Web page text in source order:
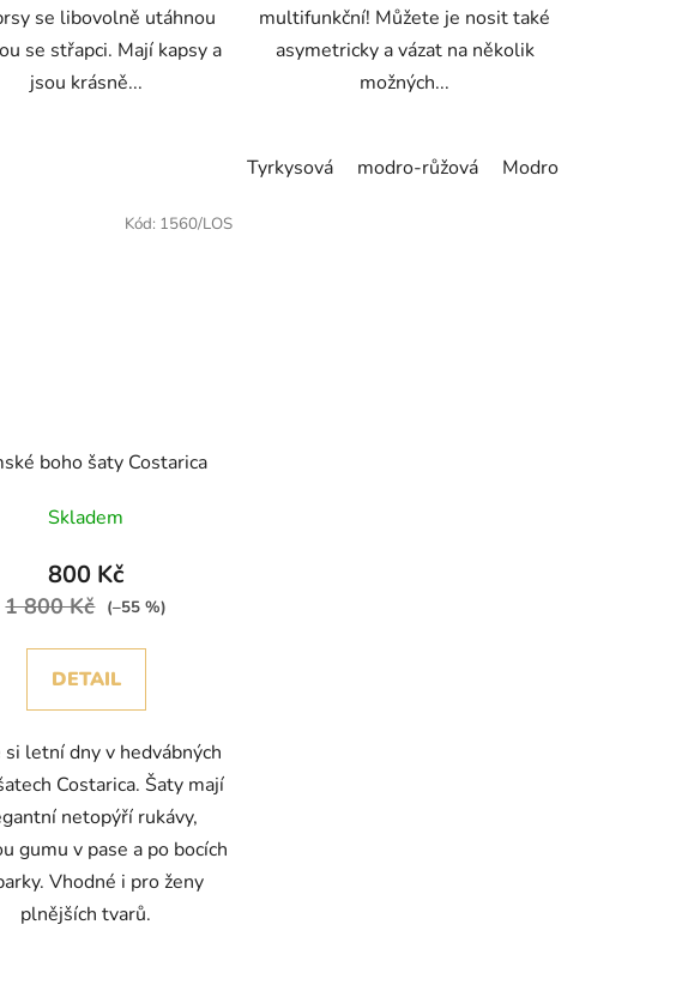
se libovolně utáhnou
se střapci. Mají kapsy a
jsou krásně...
multifunkční! Můžete je nosit také
asymetricky a vázat na několik
možných...
Tyrkysová modro-růžová Modro žlutá
boho šaty Costarica
Skladem
800 Kč
1 800 Kč (–55 %)
DETAIL
si letní dny v hedvábných
Costarica. Šaty mají
netopýří rukávy,
gumu v pase a po bocích
Vhodné i pro ženy
plnějších tvarů.
Kód: 1560/LOS